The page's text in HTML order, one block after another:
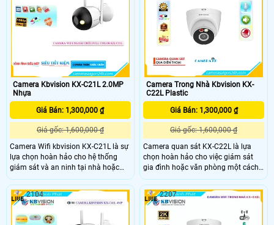
kết hợp hoàn hảo giữa độ phân giải
cao, chất lượng hình ảnh tốt và tính
làm ảnh hưởng đến thời tiết.
Camera Kbvision KX-C21L 2.0MP
Nhựa
Giá Bán: 1,300,000 ₫
Giá gốc: 1,600,000 ₫
Camera Wifi kbvision KX-C21L là sự
lựa chọn hoàn hảo cho hệ thống
giám sát và an ninh tại nhà hoặc
văn phòng với độ phân giải cao,
hình ảnh sắc nét và góc nhìn rộng,
camera KX-C21L giúp bạn quan sát
mọi hoạt động một cách dễ dàng.
Sản phẩm được thiết kế nhỏ gọn, dễ
Camera Trong Nhà Kbvision KX-
C22L Plastic
Giá Bán: 1,300,000 ₫
Giá gốc: 1,600,000 ₫
Camera quan sát KX-C22L là lựa
chọn hoàn hảo cho việc giám sát
gia đình hoặc văn phòng một cách
hiệu quả và tiện lợi. Với khả năng
kết nối Wifi, camera này sẽ giúp bạn
dễ dàng theo dõi mọi hoạt động từ
xa thông qua điện thoại di động.
2104 2207